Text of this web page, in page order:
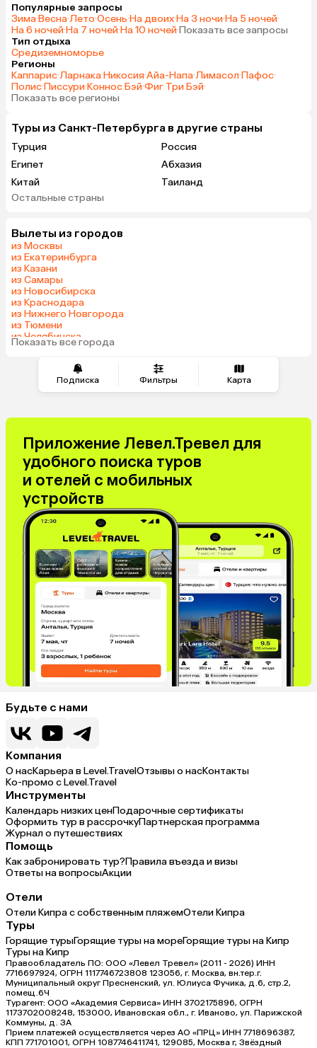
Подписка Фильтры Карта
Популярные запросы
Зима·Весна·Лето·Осень·На двоих·На 3 ночи·На 5 ночей·
На 6 ночей·На 7 ночей·На 10 ночей·Показать все запросы
Тип отдыха
Средиземноморье
Регионы
Каппарис·Ларнака·Никосия·Айа-Напа·Лимасол·Пафос·
Полис·Писсури·Коннос Бэй·Фиг Три Бэй·
Показать все регионы
Туры из Санкт-Петербурга в другие страны
Турция
Россия
Египет
Абхазия
Китай
Таиланд
ОАЭ
Грузия
Армения
Казахстан
Узбекистан
Сербия
Кипр
Киргизия
Саудовская Аравия
Таджикистан
Венгрия
Болгария
Остальные страны
Вылеты из городов
из Москвы
из Екатеринбурга
из Казани
из Самары
из Новосибирска
из Краснодара
из Нижнего Новгорода
из Тюмени
из Челябинска
из Минеральных Вод
Показать все города
Приложение Левел.Тревел для
удобного поиска туров
и отелей с мобильных
устройств
Будьте с нами
Компания
О насКарьера в Level.TravelОтзывы о насКонтакты
Ко-промо с Level.Travel
Инструменты
Календарь низких ценПодарочные сертификаты
Оформить тур в рассрочкуПартнерская программа
Журнал о путешествиях
Помощь
Как забронировать тур?Правила въезда и визы
Ответы на вопросыАкции
Отели
Отели Кипра с собственным пляжемОтели Кипра
Туры
Горящие турыГорящие туры на мореГорящие туры на Кипр
Туры на Кипр
Правообладатель ПО: ООО «Левел Тревел» (2011 - 2026) ИНН
7716697924, ОГРН 1117746723808 123056, г. Москва, вн.тер.г.
Муниципальный округ Пресненский, ул. Юлиуса Фучика, д.6, стр.2,
помещ.6Ч
Турагент: ООО «Академия Сервиса» ИНН 3702175896, ОГРН
1173702008248, 153000, Ивановская обл., г. Иваново, ул. Парижской
Коммуны, д. ЗА
Прием платежей осуществляется через АО «ПРЦ» ИНН 7718696387,
КПП 771701001, ОГРН 1087746411741, 129085, Москва г, Звёздный